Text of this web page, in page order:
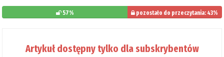
57% pozostało do przeczytania: 43%
Artykuł dostępny tylko dla subskrybentów